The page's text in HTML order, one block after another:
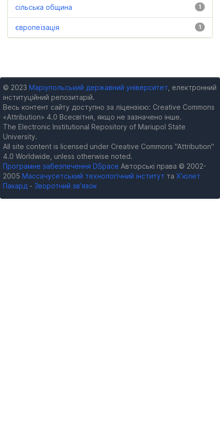
1
сільська община
1
європеїзація
© 2023 Маріупольський державний університет , електронний
інституційний репозитарій.
Весь контент сайту доступно за ліцензією: Creative Commons
«Attribution» 4.0 Всесвітня, якщо не зазначено інше.
The Electronic Institutional Repository of Mariupol State
University.
All site content is licensed under Creative Commons "Attribution"
4.0 Worldwide, unless otherwise noted.
Програмне забезпечення DSpace Авторські права © 2002-
2005 Массачусетський технологічний інститут та Х’юлет
Пакард - Зворотний зв’язок